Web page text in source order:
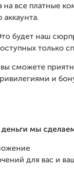
на все платные
будет наш
только
сможете
и
мы
для вас и